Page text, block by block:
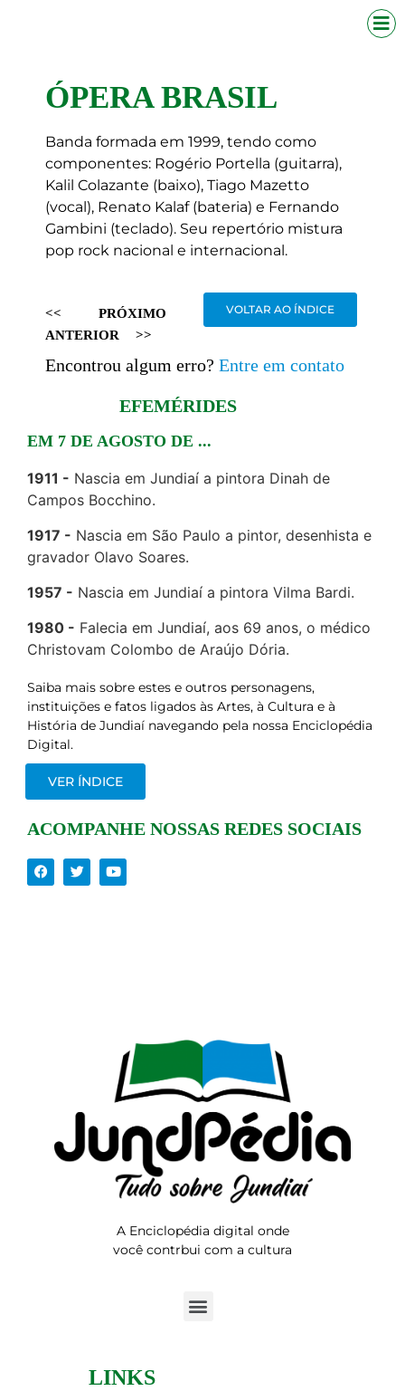
ÓPERA BRASIL
Banda formada em 1999, tendo como
componentes: Rogério Portella (guitarra),
Kalil Colazante (baixo), Tiago Mazetto
(vocal), Renato Kalaf (bateria) e Fernando
Gambini (teclado). Seu repertório mistura
pop rock nacional e internacional.
<<
ANTERIOR
PRÓXIMO
>>
VOLTAR AO ÍNDICE
Encontrou algum erro? Entre em contato
EFEMÉRIDES
EM 7 DE AGOSTO DE ...
1911
Nascia em Jundiaí a pintora Dinah de
Campos Bocchino.
1917
Nascia em São Paulo a pintor, desenhista e
gravador Olavo Soares.
1957
Nascia em Jundiaí a pintora Vilma Bardi.
1980
Falecia em Jundiaí, aos 69 anos, o médico
Christovam Colombo de Araújo Dória.
Saiba mais sobre estes e outros personagens,
instituições e fatos ligados às Artes, à Cultura e à
História de Jundiaí navegando pela nossa Enciclopédia
Digital.
VER ÍNDICE
ACOMPANHE NOSSAS REDES SOCIAIS
A Enciclopédia digital onde
você contrbui com a cultura
LINKS